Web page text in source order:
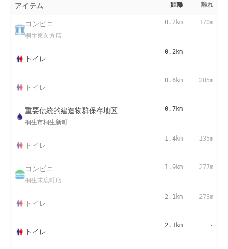
アイテム 距離 離れ
コンビニ
桐生東久方店
0.2km 170m
トイレ
0.2km -
トイレ
0.6km 285m
重要伝統的建造物群保存地区
桐生市桐生新町
0.7km -
トイレ
1.4km 135m
コンビニ
桐生末広町店
1.9km 277m
トイレ
2.1km 273m
トイレ
2.1km -